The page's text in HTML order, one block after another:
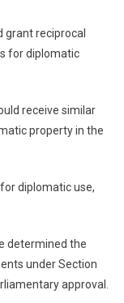
grant reciprocal
for diplomatic
receive similar
property in the
diplomatic use,
determined the
under Section
approval.